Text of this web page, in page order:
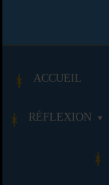
ACCUEIL
RÉFLEXION